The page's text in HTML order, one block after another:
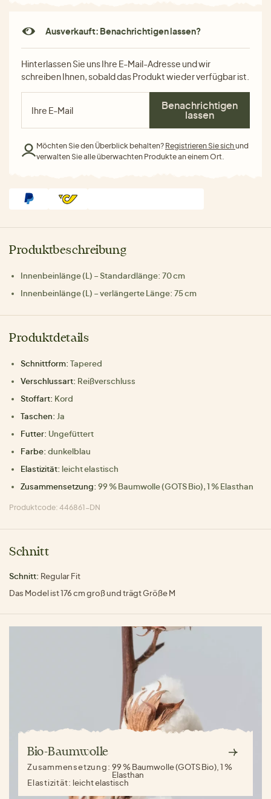
Ausverkauft: Benachrichtigen lassen?
Hinterlassen Sie uns Ihre E-Mail-Adresse und wir
schreiben Ihnen, sobald das Produkt wieder verfügbar ist.
Benachrichtigen
lassen
Möchten Sie den Überblick behalten? Registrieren Sie sichund
verwalten Sie alle überwachten Produkte an einem Ort.
Produktbeschreibung
Innenbeinlänge (L) – Standardlänge: 70 cm
Innenbeinlänge (L) – verlängerte Länge: 75 cm
Produktdetails
Schnittform: Tapered
Verschlussart: Reißverschluss
Stoffart: Kord
Taschen: Ja
Futter: Ungefüttert
Farbe: dunkelblau
Elastizität: leicht elastisch
Zusammensetzung: 99 % Baumwolle (GOTS Bio), 1 % Elasthan
Produktcode: 446861-DN
Schnitt
Schnitt: Regular Fit
Das Model ist 176 cm groß und trägt Größe M
Bio-Baumwolle
Zusammensetzung:99 % Baumwolle (GOTS Bio), 1 %
Elasthan
Elastizität: leicht elastisch